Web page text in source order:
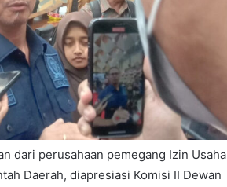
dari perusahaan pemegang Izin Usaha
Daerah, diapresiasi Komisi II Dewan